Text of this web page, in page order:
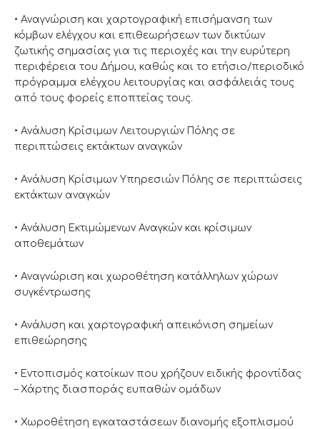
• Αναγνώριση και χαρτογραφική επισήμανση των
κόμβων ελέγχου και επιθεωρήσεων των δικτύων
ζωτικής σημασίας για τις περιοχές και την ευρύτερη
περιφέρεια του Δήμου, καθώς και το ετήσιο/περιοδικό
πρόγραμμα ελέγχου λειτουργίας και ασφάλειάς τους
από τους φορείς εποπτείας τους.
• Ανάλυση Κρίσιμων Λειτουργιών Πόλης σε
περιπτώσεις εκτάκτων αναγκών
• Ανάλυση Κρίσιμων Υπηρεσιών Πόλης σε περιπτώσεις
εκτάκτων αναγκών
• Ανάλυση Εκτιμώμενων Αναγκών και κρίσιμων
αποθεμάτων
• Αναγνώριση και χωροθέτηση κατάλληλων χώρων
συγκέντρωσης
• Ανάλυση και χαρτογραφική απεικόνιση σημείων
επιθεώρησης
• Εντοπισμός κατοίκων που χρήζουν ειδικής φροντίδας
– Χάρτης διασποράς ευπαθών ομάδων
• Χωροθέτηση εγκαταστάσεων διανομής εξοπλισμού